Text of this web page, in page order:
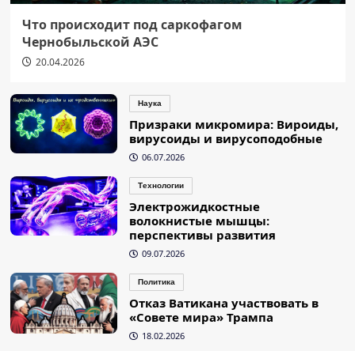
Что происходит под саркофагом
Чернобыльской АЭС
20.04.2026
Наука
Призраки микромира: Вироиды,
вирусоиды и вирусоподобные
06.07.2026
Технологии
Электрожидкостные
волокнистые мышцы:
перспективы развития
09.07.2026
Политика
Отказ Ватикана участвовать в
«Совете мира» Трампа
18.02.2026